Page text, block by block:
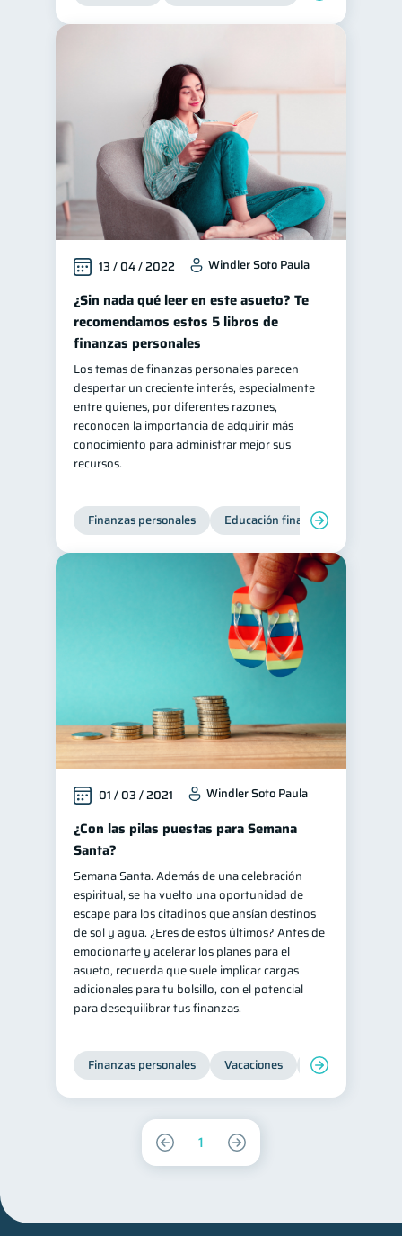
13 / 04 / 2022 Windler Soto Paula
¿Sin nada qué leer en este asueto? Te
recomendamos estos 5 libros de
finanzas personales
Los temas de finanzas personales parecen
despertar un creciente interés, especialmente
entre quienes, por diferentes razones,
reconocen la importancia de adquirir más
conocimiento para administrar mejor sus
recursos.
Finanzas personales Educación financiera
01 / 03 / 2021 Windler Soto Paula
¿Con las pilas puestas para Semana
Santa?
Semana Santa. Además de una celebración
espiritual, se ha vuelto una oportunidad de
escape para los citadinos que ansían destinos
de sol y agua. ¿Eres de estos últimos? Antes de
emocionarte y acelerar los planes para el
asueto, recuerda que suele implicar cargas
adicionales para tu bolsillo, con el potencial
para desequilibrar tus finanzas.
Finanzas personales Vacaciones Organización
1